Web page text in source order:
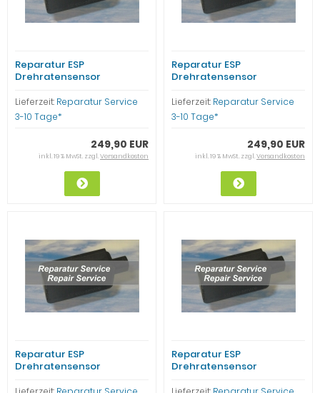
Reparatur ESP
Drehratensensor
A0009055203 YAW Rate
C1120
Lieferzeit: Reparatur Service
3-10 Tage*
249,90 EUR
inkl. 19 % MwSt. zzgl.Versandkosten
Reparatur ESP
Drehratensensor
A0025429518 ML W163 SLK
Lieferzeit: Reparatur Service
3-10 Tage*
249,90 EUR
inkl. 19 % MwSt. zzgl.Versandkosten
Reparatur ESP
Drehratensensor
A0025429418 ML W163
Reparatur ESP
Drehratensensor
Benz W163